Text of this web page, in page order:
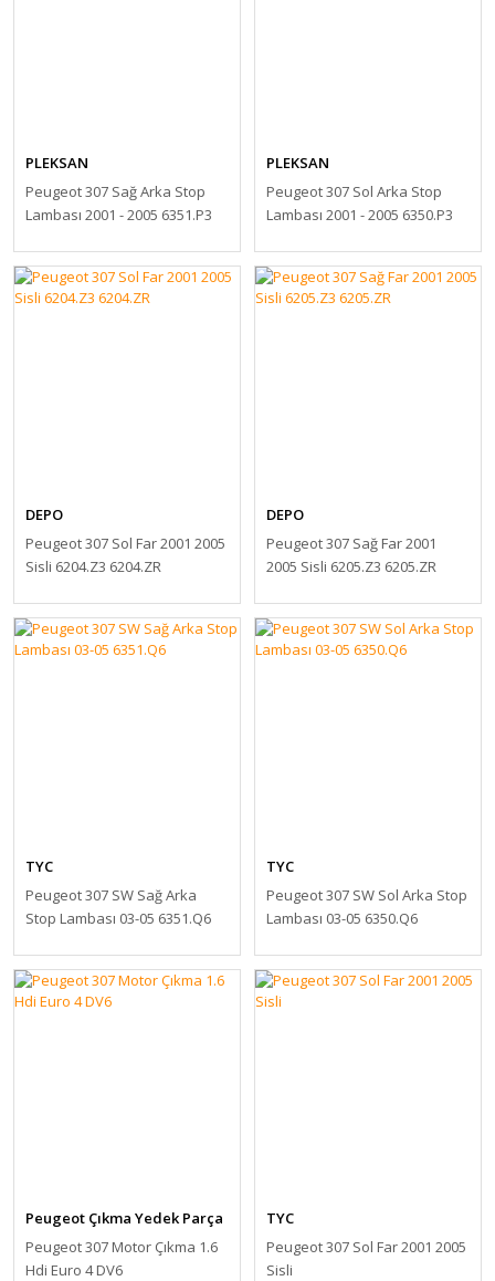
PLEKSAN
Peugeot 307 Sağ Arka Stop
Lambası 2001 - 2005 6351.P3
PLEKSAN
Peugeot 307 Sol Arka Stop
Lambası 2001 - 2005 6350.P3
DEPO
Peugeot 307 Sol Far 2001 2005
Sisli 6204.Z3 6204.ZR
DEPO
Peugeot 307 Sağ Far 2001
2005 Sisli 6205.Z3 6205.ZR
TYC
Peugeot 307 SW Sağ Arka
Stop Lambası 03-05 6351.Q6
TYC
Peugeot 307 SW Sol Arka Stop
Lambası 03-05 6350.Q6
Peugeot Çıkma Yedek Parça
Peugeot 307 Motor Çıkma 1.6
Hdi Euro 4 DV6
TYC
Peugeot 307 Sol Far 2001 2005
Sisli